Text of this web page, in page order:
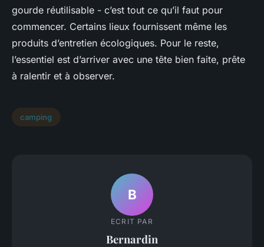
gourde réutilisable - c’est tout ce qu’il faut pour
commencer. Certains lieux fournissent même les
produits d’entretien écologiques. Pour le reste,
l’essentiel est d’arriver avec une tête bien faite, prête
à ralentir et à observer.
camping
B
ECRIT PAR
Bernardin